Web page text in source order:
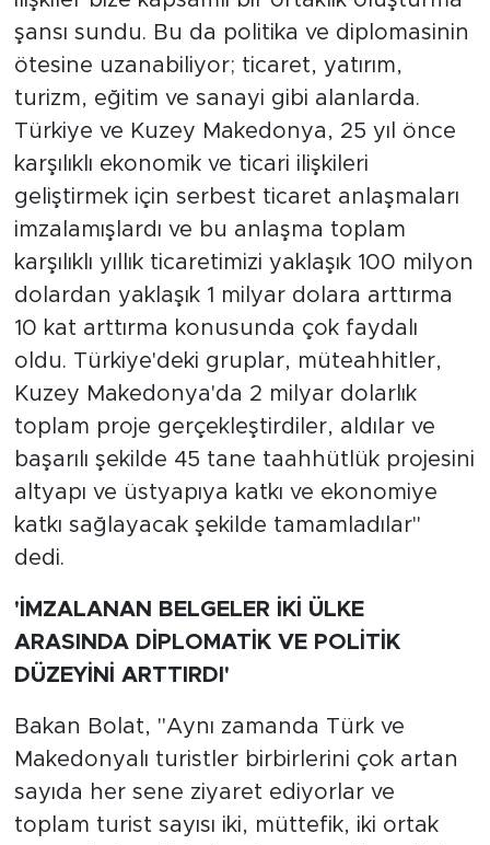
şansı sundu. Bu da politika ve diplomasinin
ötesine uzanabiliyor; ticaret, yatırım,
turizm, eğitim ve sanayi gibi alanlarda.
Türkiye ve Kuzey Makedonya, 25 yıl önce
karşılıklı ekonomik ve ticari ilişkileri
geliştirmek için serbest ticaret anlaşmaları
imzalamışlardı ve bu anlaşma toplam
karşılıklı yıllık ticaretimizi yaklaşık 100 milyon
dolardan yaklaşık 1 milyar dolara arttırma
10 kat arttırma konusunda çok faydalı
oldu. Türkiye'deki gruplar, müteahhitler,
Kuzey Makedonya'da 2 milyar dolarlık
toplam proje gerçekleştirdiler, aldılar ve
başarılı şekilde 45 tane taahhütlük projesini
altyapı ve üstyapıya katkı ve ekonomiye
katkı sağlayacak şekilde tamamladılar"
dedi.
'İMZALANAN BELGELER İKİ ÜLKE
ARASINDA DİPLOMATİK VE POLİTİK
DÜZEYİNİ ARTTIRDI'
Bakan Bolat, "Aynı zamanda Türk ve
Makedonyalı turistler birbirlerini çok artan
sayıda her sene ziyaret ediyorlar ve
toplam turist sayısı iki, müttefik, iki ortak